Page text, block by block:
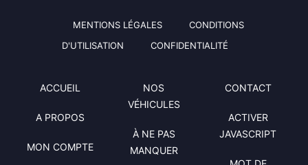
MENTIONS LÉGALES
CONDITIONS
D'UTILISATION
CONFIDENTIALITÉ
ACCUEIL
A PROPOS
MON COMPTE
NOS
VÉHICULES
À NE PAS
MANQUER
CONTACT
ACTIVER
JAVASCRIPT